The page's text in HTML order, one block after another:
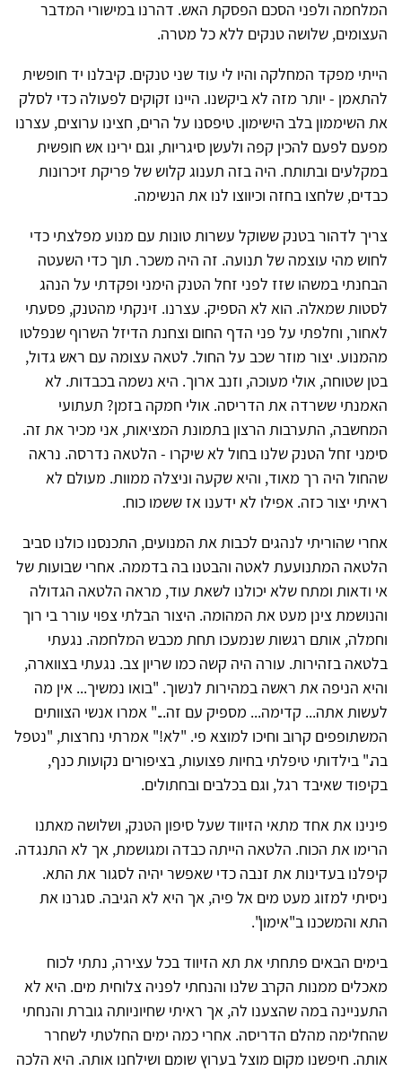
המלחמה ולפני הסכם הפסקת האש. דהרנו במישורי המדבר
העצומים, שלושה טנקים ללא כל מטרה.
הייתי מפקד המחלקה והיו לי עוד שני טנקים. קיבלנו יד חופשית
להתאמן - יותר מזה לא ביקשנו. היינו זקוקים לפעולה כדי לסלק
את השיממון בלב הישימון. טיפסנו על הרים, חצינו ערוצים, עצרנו
מפעם לפעם להכין קפה ולעשן סיגריות, וגם ירינו אש חופשית
במקלעים ובתותח. היה בזה תענוג קלוש של פריקת זיכרונות
כבדים, שלחצו בחזה וכיווצו לנו את הנשימה.
צריך לדהור בטנק ששוקל עשרות טונות עם מנוע מפלצתי כדי
לחוש מהי עוצמה של תנועה. זה היה משכר. תוך כדי השעטה
הבחנתי במשהו שזז לפני זחל הטנק הימני ופקדתי על הנהג
לסטות שמאלה. הוא לא הספיק. עצרנו. זינקתי מהטנק, פסעתי
לאחור, וחלפתי על פני הדף החום וצחנת הדיזל השרוף שנפלטו
מהמנוע. יצור מוזר שכב על החול. לטאה עצומה עם ראש גדול,
בטן שטוחה, אולי מעוכה, וזנב ארוך. היא נשמה בכבדות. לא
האמנתי ששרדה את הדריסה. אולי חמקה בזמן? תעתועי
המחשבה, התערבות הרצון בתמונת המציאות, אני מכיר את זה.
סימני זחל הטנק שלנו בחול לא שיקרו - הלטאה נדרסה. נראה
שהחול היה רך מאוד, והיא שקעה וניצלה ממוות. מעולם לא
ראיתי יצור כזה. אפילו לא ידענו אז ששמו כוח.
אחרי שהוריתי לנהגים לכבות את המנועים, התכנסנו כולנו סביב
הלטאה המתנועעת לאטה והבטנו בה בדממה. אחרי שבועות של
אי ודאות ומתח שלא יכולנו לשאת עוד, מראה הלטאה הגדולה
והנושמת צינן מעט את המהומה. היצור הבלתי צפוי עורר בי רוך
וחמלה, אותם רגשות שנמעכו תחת מכבש המלחמה. נגעתי
בלטאה בזהירות. עורה היה קשה כמו שריון צב. נגעתי בצווארה,
והיא הניפה את ראשה במהירות לנשוך. "בואו נמשיך... אין מה
לעשות אתה... קדימה... מספיק עם זה..." אמרו אנשי הצוותים
המשתופפים קרוב וחיכו למוצא פי. "לא!" אמרתי נחרצות, "נטפל
בה." בילדותי טיפלתי בחיות פצועות, בציפורים נקועות כנף,
בקיפוד שאיבד רגל, וגם בכלבים ובחתולים.
פינינו את אחד מתאי הזיווד שעל סיפון הטנק, ושלושה מאתנו
הרימו את הכוח. הלטאה הייתה כבדה ומגושמת, אך לא התנגדה.
קיפלנו בעדינות את זנבה כדי שאפשר יהיה לסגור את התא.
ניסיתי למזוג מעט מים אל פיה, אך היא לא הגיבה. סגרנו את
התא והמשכנו ב"אימון".
בימים הבאים פתחתי את תא הזיווד בכל עצירה, נתתי לכוח
מאכלים ממנות הקרב שלנו והנחתי לפניה צלוחית מים. היא לא
התעניינה במה שהצענו לה, אך ראיתי שחיוניותה גוברת והנחתי
שהחלימה מהלם הדריסה. אחרי כמה ימים החלטתי לשחרר
אותה. חיפשנו מקום מוצל בערוץ שומם ושילחנו אותה. היא הלכה